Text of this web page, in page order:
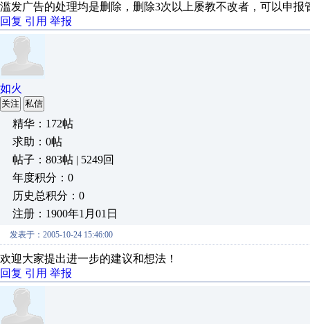
滥发广告的处理均是删除，删除3次以上屡教不改者，可以申报
回复 引用 举报
如火
关注 私信
精华：172帖
求助：0帖
帖子：803帖 | 5249回
年度积分：0
历史总积分：0
注册：1900年1月01日
发表于：2005-10-24 15:46:00
欢迎大家提出进一步的建议和想法！
回复 引用 举报